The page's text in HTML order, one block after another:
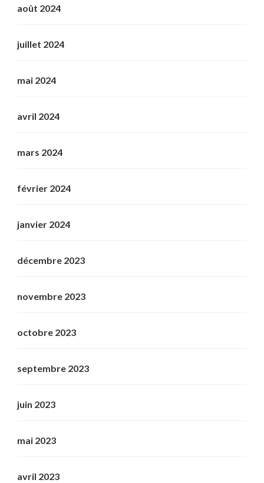
août 2024
juillet 2024
mai 2024
avril 2024
mars 2024
février 2024
janvier 2024
décembre 2023
novembre 2023
octobre 2023
septembre 2023
juin 2023
mai 2023
avril 2023